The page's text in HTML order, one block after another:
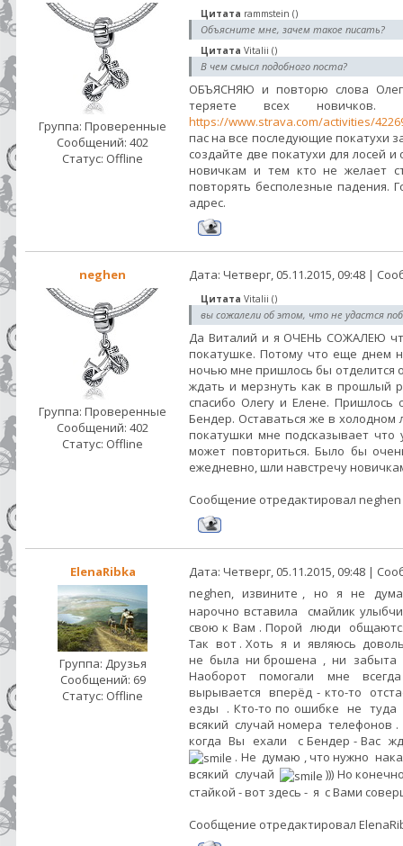
Группа: Проверенные
Сообщений: 402
Статус: Offline
Цитата rammstein ()
Объясните мне, зачем такое писать?
Цитата Vitalii ()
В чем смысл подобного поста?
ОБЪЯСНЯЮ и повторю слова
теряете всех
https://www.strava.com/activities/
пас на все последующие покатухи
создайте две покатухи для лосей
новичкам и тем кто не желает
повторять бесполезные падения.
адрес.
neghen Дата: Четверг, 05.11.2015, 09:48 |
Группа: Проверенные
Сообщений: 402
Статус: Offline
Цитата Vitalii ()
вы сожалели об этом, что не удастся
Да Виталий и я ОЧЕНЬ СОЖАЛЕЮ
покатушке. Потому что еще днем
ночью мне пришлось бы отделится
ждать и мерзнуть как в прошлый
спасибо Олегу и Елене.
Бендер. Оставаться же в
покатушки мне подсказывает что
может повториться. Было бы
ежедневно, шли навстречу
Сообщение отредактировал neghen
ElenaRibka Дата: Четверг, 05.11.2015, 09:48 |
Группа: Друзья
Сообщений: 69
Статус: Offline
neghen, извините , но я не
нарочно вставила смайлик
свою к Вам . Порой люди
Так вот . Хоть я и являюсь
не была ни брошена , ни забыта
Наоборот помогали мне
вырывается вперёд - кто-то
езды . Кто-то по ошибке не
всякий случай номера телефонов
когда Вы ехали с Бендер - Вас
. Не думаю , что нужно
всякий случай
))) Но
стайкой - вот здесь - я с Вами
Сообщение отредактировал